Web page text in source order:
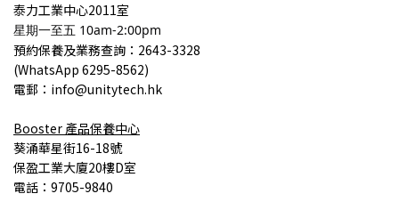
泰力工業中心2011室
星期一至五 10am-2:00pm
預約保養及業務查詢 ：2643-3328
(WhatsApp 6295-8562)
電郵：info@unitytech.hk
Booster 產品保養中心
葵涌華星街16-18號
保盈工業大廈20樓D室
電話：9705-9840